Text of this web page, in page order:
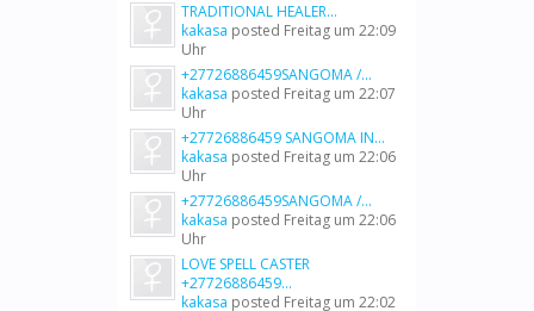
TRADITIONAL HEALER...
kakasa posted Freitag um 22:09
Uhr
+27726886459SANGOMA /...
kakasa posted Freitag um 22:07
Uhr
+27726886459 SANGOMA IN...
kakasa posted Freitag um 22:06
Uhr
+27726886459SANGOMA /...
kakasa posted Freitag um 22:06
Uhr
LOVE SPELL CASTER
+27726886459...
kakasa posted Freitag um 22:02